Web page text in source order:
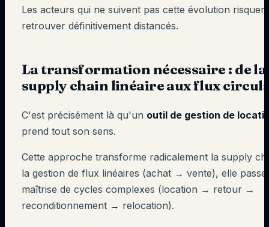
Les acteurs qui ne suivent pas cette évolution
retrouver définitivement distancés.
La transformation nécessaire : de la
supply chain linéaire aux flux
C'est précisément là qu'un outil de gestion de
prend tout son sens.
Cette approche transforme radicalement la supply
la gestion de flux linéaires (achat → vente), elle passe
maîtrise de cycles complexes (location → retour →
reconditionnement → relocation).